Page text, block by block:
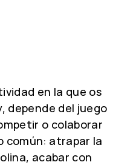
en la que os
depende del juego
o colaborar
común: atrapar la
acabar con